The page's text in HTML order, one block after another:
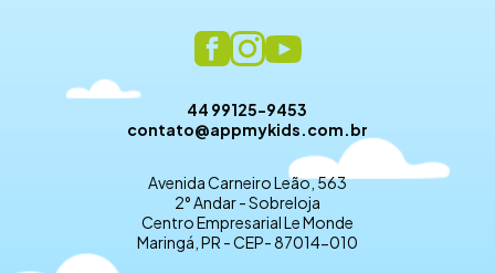
44 99125-9453
contato@appmykids.com.br
Avenida Carneiro Leão, 563
2° Andar - Sobreloja
Centro Empresarial Le Monde
Maringá, PR - CEP- 87014-010